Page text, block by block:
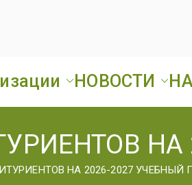
НОВОСТИ
НА
НА 2026-2027 УЧЕБНЫЙ